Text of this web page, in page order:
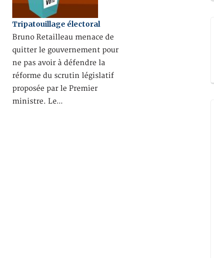
Tripatouillage électoral
Bruno Retailleau menace de
quitter le gouvernement pour
ne pas avoir à défendre la
réforme du scrutin législatif
proposée par le Premier
ministre. Le…